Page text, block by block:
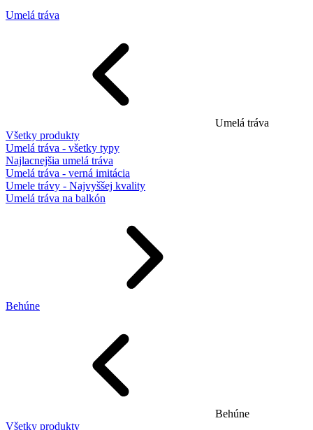
Umelá tráva
Umelá tráva
Všetky produkty
Umelá tráva - všetky typy
Najlacnejšia umelá tráva
Umelá tráva - verná imitácia
Umele trávy - Najvyššej kvality
Umelá tráva na balkón
Behúne
Behúne
Všetky produkty